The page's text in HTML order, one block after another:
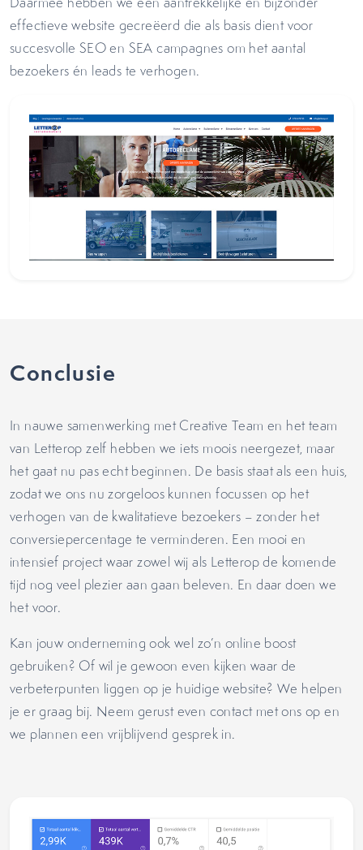
effectieve website gecreëerd die als basis dient voor
succesvolle SEO en SEA campagnes om het aantal
bezoekers én leads te verhogen.
Conclusie
In nauwe samenwerking met Creative Team en het team
van Letterop zelf hebben we iets moois neergezet, maar
het gaat nu pas echt beginnen. De basis staat als een huis,
zodat we ons nu zorgeloos kunnen focussen op het
verhogen van de kwalitatieve bezoekers – zonder het
conversiepercentage te verminderen. Een mooi en
intensief project waar zowel wij als Letterop de komende
tijd nog veel plezier aan gaan beleven. En daar doen we
het voor.
Kan jouw onderneming ook wel zo’n online boost
gebruiken? Of wil je gewoon even kijken waar de
verbeterpunten liggen op je huidige website? We helpen
je er graag bij. Neem gerust even contact met ons op en
we plannen een vrijblijvend gesprek in.